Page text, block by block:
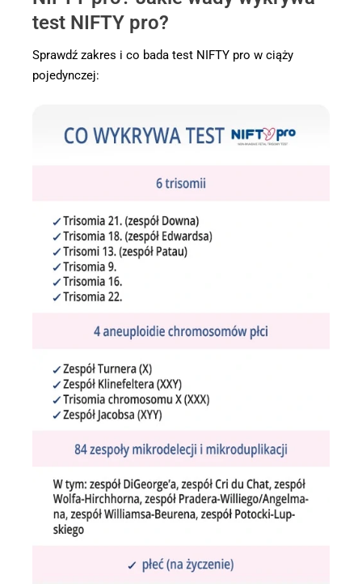
test NIFTY pro?
Sprawdź zakres i co bada test NIFTY pro w ciąży
pojedynczej: